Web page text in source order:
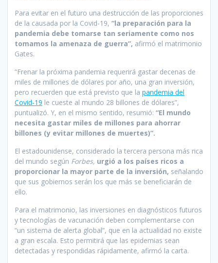
Para evitar en el futuro una destrucción de las proporciones
de la causada por la Covid-19, “la preparación para la
pandemia debe tomarse tan seriamente como nos
tomamos la amenaza de guerra”, afirmó el matrimonio
Gates.
“Frenar la próxima pandemia requerirá gastar decenas de
miles de millones de dólares por año, una gran inversión,
pero recuerden que está previsto que la pandemia del
Covid-19 le cueste al mundo 28 billones de dólares”,
puntualizó. Y, en el mismo sentido, resumió: “El mundo
necesita gastar miles de millones para ahorrar
billones (y evitar millones de muertes)”.
El estadounidense, considerado la tercera persona más rica
del mundo según Forbes, urgió a los países ricos a
proporcionar la mayor parte de la inversión, señalando
que sus gobiernos serán los que más se beneficiarán de
ello.
Para el matrimonio, las inversiones en diagnósticos futuros
y tecnologías de vacunación deben complementarse con
“un sistema de alerta global”, que en la actualidad no existe
a gran escala. Esto permitirá que las epidemias sean
detectadas y respondidas rápidamente, afirmó la carta.